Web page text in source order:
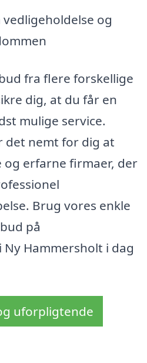
og
fra flere forskellige
dig, at du får en
mulige service.
det nemt for dig at
erfarne firmaer, der
Brug vores enkle
på
Hammersholt i dag
uforpligtende